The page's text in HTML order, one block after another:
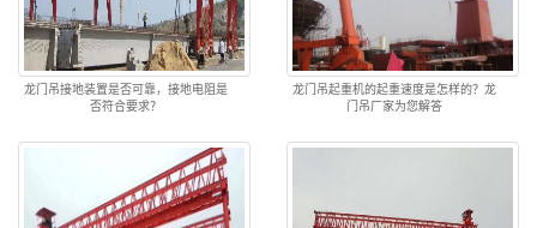
龙门吊接地装置是否可靠，接地电阻是
否符合要求？
龙门吊起重机的起重速度是怎样的？龙
门吊厂家为您解答